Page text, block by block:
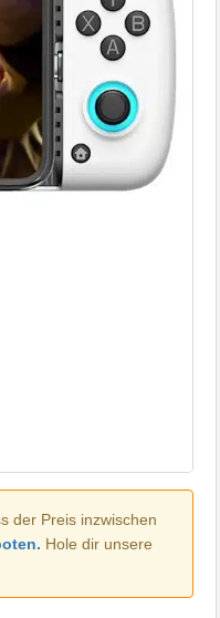
der Preis inzwischen
Hole dir unsere